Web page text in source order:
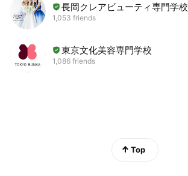
長岡クレアビューティ専門学校
1,053 friends
東京文化美容専門学校
1,086 friends
Top